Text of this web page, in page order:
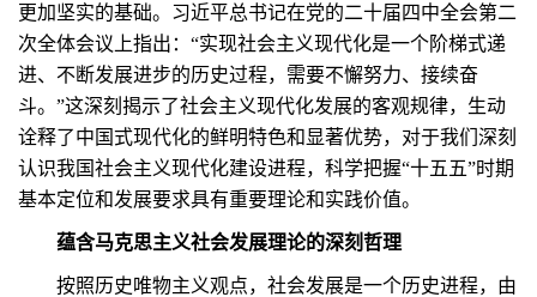
更加坚实的基础。习近平总书记在党的二十届四中全会第二
次全体会议上指出：“实现社会主义现代化是一个阶梯式递
进、不断发展进步的历史过程，需要不懈努力、接续奋
斗。”这深刻揭示了社会主义现代化发展的客观规律，生动
诠释了中国式现代化的鲜明特色和显著优势，对于我们深刻
认识我国社会主义现代化建设进程，科学把握“十五五”时期
基本定位和发展要求具有重要理论和实践价值。
蕴含马克思主义社会发展理论的深刻哲理
按照历史唯物主义观点，社会发展是一个历史进程，由